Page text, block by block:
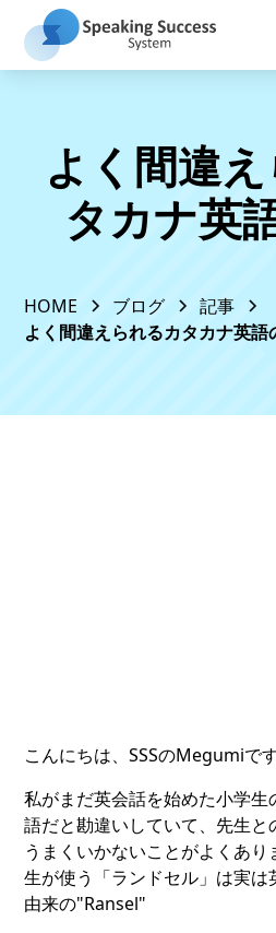
よく間違
タカナ英
HOME ブログ
記事
よく間違えられるカタカナ英語
こんにちは、SSSのMegumiです
私がまだ英会話を始めた小学
語だと勘違いしていて、先生
うまくいかないことがよくあ
生が使う「ランドセル」は実
由来の"Ransel"